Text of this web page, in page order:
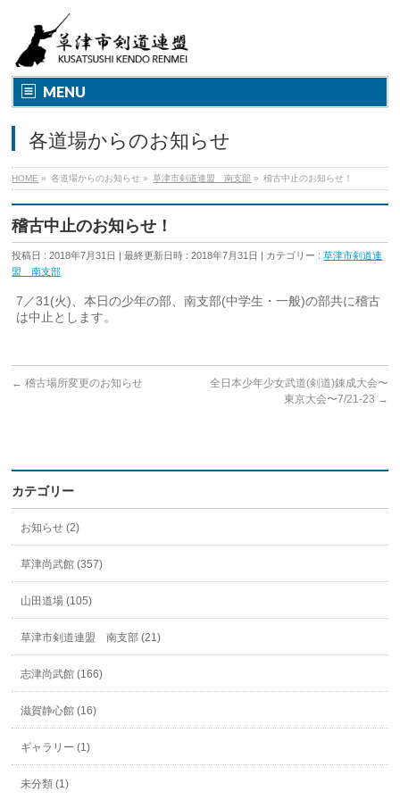
MENU
各道場からのお知らせ
HOME » 各道場からのお知らせ » 草津市剣道連盟 南支部 » 稽古中止のお知らせ！
稽古中止のお知らせ！
投稿日 : 2018年7月31日 最終更新日時 : 2018年7月31日 カテゴリー :草津市剣道連
盟 南支部
7／31(火)、本日の少年の部、南支部(中学生・一般)の部共に稽古
は中止とします。
← 稽古場所変更のお知らせ
全日本少年少女武道(剣道)錬成大会〜
東京大会〜7/21-23 →
カテゴリー
お知らせ (2)
草津尚武館 (357)
山田道場 (105)
草津市剣道連盟 南支部 (21)
志津尚武館 (166)
滋賀静心館 (16)
ギャラリー (1)
未分類 (1)